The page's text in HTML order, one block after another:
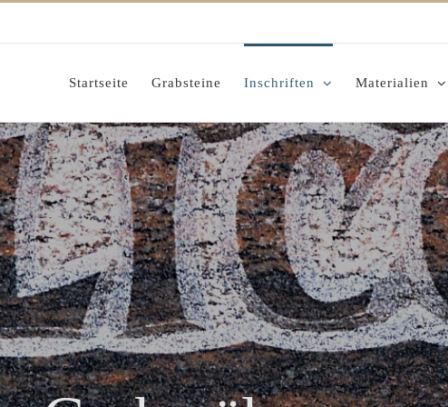
Startseite Grabsteine Inschriften Materialien